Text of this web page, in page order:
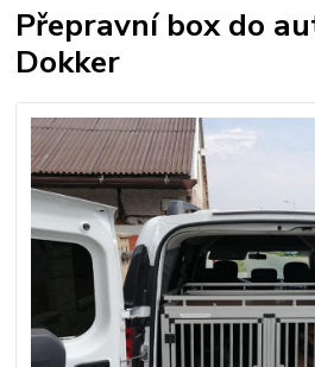
Přepravní box do
Dokker